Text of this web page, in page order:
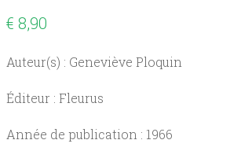
€ 8,90
Auteur(s) : Geneviève Ploquin
Éditeur : Fleurus
Année de publication : 1966